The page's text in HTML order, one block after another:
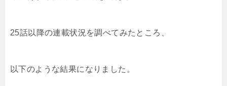
25話以降の連載状況を調べてみたところ、
以下のような結果になりました。